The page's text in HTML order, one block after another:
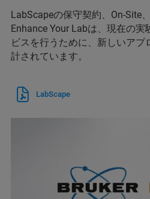
LabScapeの保守契約、On-Site
Enhance Your Labは、現在の
ビスを行うために、新しいアプ
計されています。
LabScape